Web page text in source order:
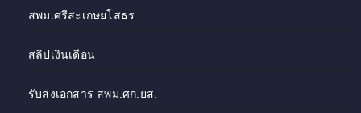
สพม.ศรีสะเกษยโสธร
สลิปเงินเดือน
รับส่งเอกสาร สพม.ศก.ยส.